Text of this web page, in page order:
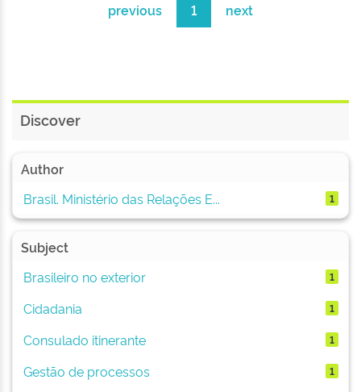
previous 1 next
Discover
Author
Brasil. Ministério das Relações E...
1
Subject
Brasileiro no exterior
1
Cidadania 1
Consulado itinerante 1
Gestão de processos 1